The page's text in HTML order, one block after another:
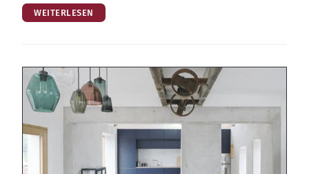
WEITERLESEN